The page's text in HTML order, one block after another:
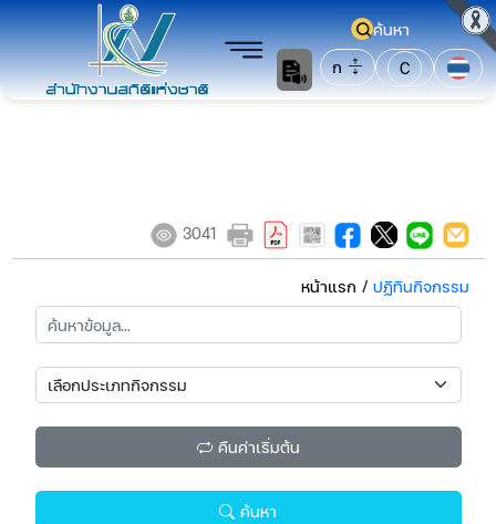
ค้นหา
ก
C
3041
หน้าแรก / ปฏิทินกิจกรรม
คืนค่าเริ่มต้น
ค้นหา